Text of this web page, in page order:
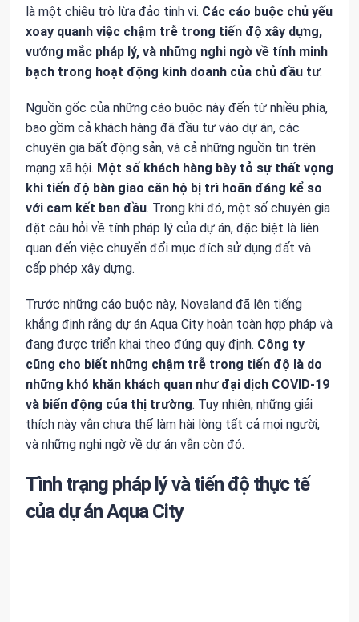
là một chiêu trò lừa đảo tinh vi. Các cáo buộc chủ yếu
xoay quanh việc chậm trễ trong tiến độ xây dựng,
vướng mắc pháp lý, và những nghi ngờ về tính minh
bạch trong hoạt động kinh doanh của chủ đầu tư.
Nguồn gốc của những cáo buộc này đến từ nhiều phía,
bao gồm cả khách hàng đã đầu tư vào dự án, các
chuyên gia bất động sản, và cả những nguồn tin trên
mạng xã hội. Một số khách hàng bày tỏ sự thất vọng
khi tiến độ bàn giao căn hộ bị trì hoãn đáng kể so
với cam kết ban đầu. Trong khi đó, một số chuyên gia
đặt câu hỏi về tính pháp lý của dự án, đặc biệt là liên
quan đến việc chuyển đổi mục đích sử dụng đất và
cấp phép xây dựng.
Trước những cáo buộc này, Novaland đã lên tiếng
khẳng định rằng dự án Aqua City hoàn toàn hợp pháp và
đang được triển khai theo đúng quy định. Công ty
cũng cho biết những chậm trễ trong tiến độ là do
những khó khăn khách quan như đại dịch COVID-19
và biến động của thị trường. Tuy nhiên, những giải
thích này vẫn chưa thể làm hài lòng tất cả mọi người,
và những nghi ngờ về dự án vẫn còn đó.
Tình trạng pháp lý và tiến độ thực tế
của dự án Aqua City